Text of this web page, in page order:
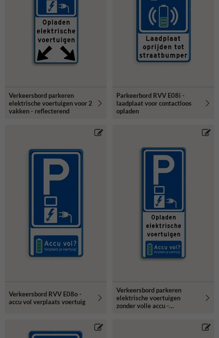
Verkeersbord parkeren
elektrische voertuigen voor 2
vakken - reflecterend
Parkeerbord RVV E08i -
laadplaat voor contactloos
opladen
Verkeersbord RVV E08o -
accu vol verplaats voertuig
Verkeersbord parkeren
elektrische voertuigen
zonder volle accu -